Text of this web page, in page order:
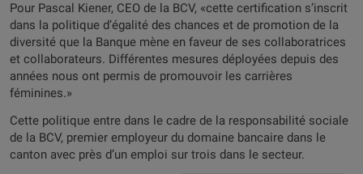
Pour Pascal Kiener, CEO de la BCV, «cette certification s’inscrit
dans la politique d’égalité des chances et de promotion de la
diversité que la Banque mène en faveur de ses collaboratrices
et collaborateurs. Différentes mesures déployées depuis des
années nous ont permis de promouvoir les carrières
féminines.»
Cette politique entre dans le cadre de la responsabilité sociale
de la BCV, premier employeur du domaine bancaire dans le
canton avec près d’un emploi sur trois dans le secteur.